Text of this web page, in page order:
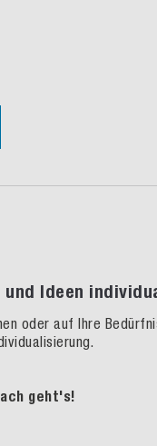
und Ideen
oder auf Ihre
geht's!